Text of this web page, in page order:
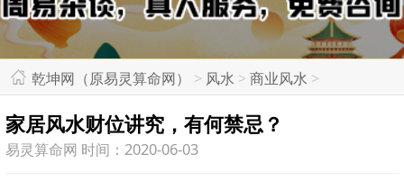
乾坤网（原易灵算命网） > 风水 >商业风水 >
家居风水财位讲究，有何禁忌？
易灵算命网 时间：2020-06-03